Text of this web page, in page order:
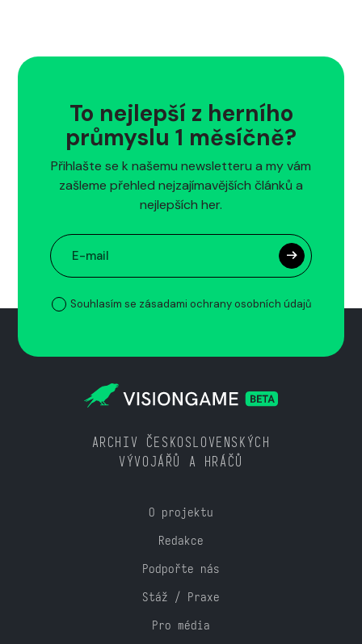
To nejlepší z herního
průmyslu 1 měsíčně?
Přihlašte se k našemu newsletteru a my vám
zašleme přehled nejzajímavějších článků a
nejlepších her.
Souhlasím se zásadami ochrany osobních údajů
ARCHIV ČESKOSLOVENSKÝCH
VÝVOJÁŘŮ A HRÁČŮ
O projektu
Redakce
Podpořte nás
Stáž / Praxe
Pro média